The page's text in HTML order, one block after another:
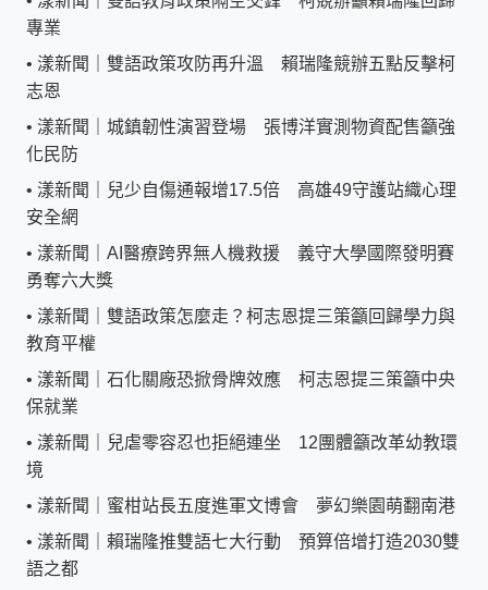
專業
• 漾新聞｜雙語政策攻防再升溫 賴瑞隆競辦五點反擊柯
志恩
• 漾新聞｜城鎮韌性演習登場 張博洋實測物資配售籲強
化民防
• 漾新聞｜兒少自傷通報增17.5倍 高雄49守護站織心理
安全網
• 漾新聞｜AI醫療跨界無人機救援 義守大學國際發明賽
勇奪六大獎
• 漾新聞｜雙語政策怎麼走？柯志恩提三策籲回歸學力與
教育平權
• 漾新聞｜石化關廠恐掀骨牌效應 柯志恩提三策籲中央
保就業
• 漾新聞｜兒虐零容忍也拒絕連坐 12團體籲改革幼教環
境
• 漾新聞｜蜜柑站長五度進軍文博會 夢幻樂園萌翻南港
• 漾新聞｜賴瑞隆推雙語七大行動 預算倍增打造2030雙
語之都